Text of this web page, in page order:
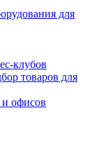
для
клубов
товаров для
офисов